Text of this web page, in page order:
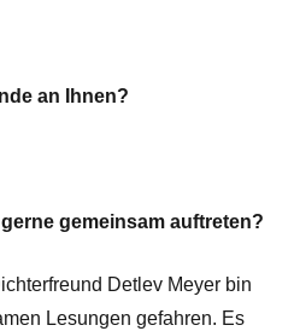
an Ihnen?
gemeinsam auftreten?
Detlev Meyer bin
Lesungen gefahren. Es